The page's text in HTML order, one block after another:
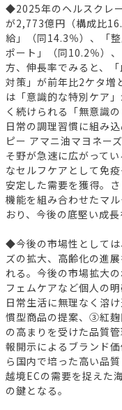
◆2025年のヘルスクレ
が2,773億円（構成比
給」（同14.3％）、「
ポート」（同10.2％）
方、伸長率でみると、
対策」が前年比2ケタ増
は「意識的な特別ケア
く続けられる「無意識
日常の調理習慣に組み
ピー アマニ油マヨネー
そ野が急速に広がって
なセルフケアとして免
安定した需要を獲得。
機能を組み合わせたマ
おり、今後の底堅い成
◆今後の市場性として
ズの拡大、高齢化の進
れる。今後の市場拡大
フェムケアなど個人の
日常生活に無理なく溶
慣型商品の提案、③紅
の高まりを受けた品質
報開示によるブランド
ら国内で培った高い品
越境ECの需要を捉えた
の鍵となる。